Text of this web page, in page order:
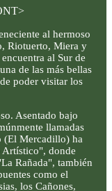
al hermoso
Riotuerto, Miera y
al Sur de
de las más bellas
poder visitar los
Asentado bajo
llamadas
(El Mercadillo) ha
donde
Rañada", también
como el
los Cañones,